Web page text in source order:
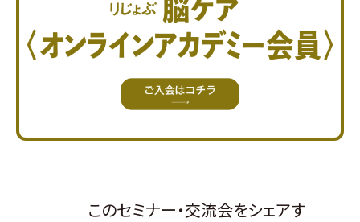
このセミナー・交流会をシェアす